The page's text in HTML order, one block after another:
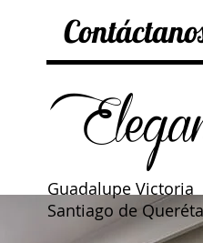
Guadalupe
Santiago de